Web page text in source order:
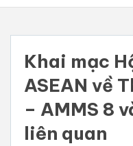
Khai mạc
ASEAN về
– AMMS 8
liên quan